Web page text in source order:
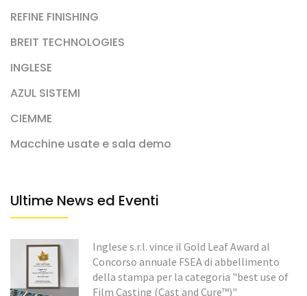
REFINE FINISHING
BREIT TECHNOLOGIES
INGLESE
AZUL SISTEMI
CIEMME
Macchine usate e sala demo
Ultime News ed Eventi
Inglese s.r.l. vince il Gold Leaf Award al
Concorso annuale FSEA di abbellimento
della stampa per la categoria "best use of
Film Casting (Cast and Cure™)"